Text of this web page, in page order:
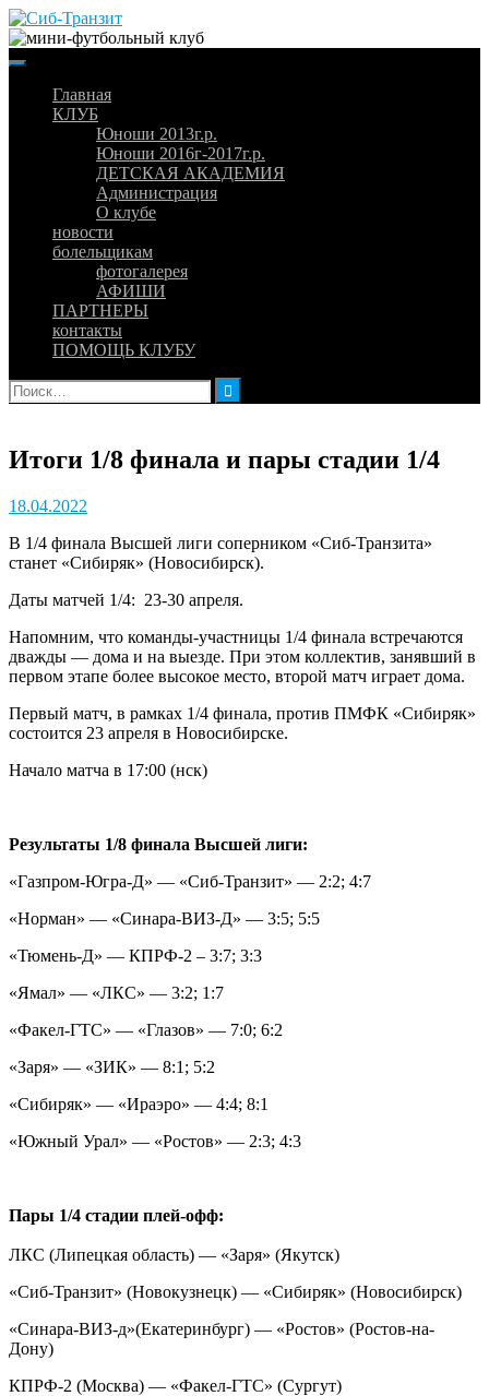
Skip
to
content
Главная
КЛУБ
Юноши 2013г.р.
Юноши 2016г-2017г.р.
ДЕТСКАЯ АКАДЕМИЯ
Администрация
О клубе
новости
болельщикам
фотогалерея
АФИШИ
ПАРТНЕРЫ
контакты
ПОМОЩЬ КЛУБУ
Найти:
Итоги 1/8 финала и пары стадии 1/4
18.04.2022
В 1/4 финала Высшей лиги соперником «Сиб-Транзита»
станет «Сибиряк» (Новосибирск).
Даты матчей 1/4: 23-30 апреля.
Напомним, что команды-участницы 1/4 финала встречаются
дважды — дома и на выезде. При этом коллектив, занявший в
первом этапе более высокое место, второй матч играет дома.
Первый матч, в рамках 1/4 финала, против ПМФК «Сибиряк»
состоится 23 апреля в Новосибирске.
Начало матча в 17:00 (нск)
Результаты 1/8 финала Высшей лиги:
«Газпром-Югра-Д» — «Сиб-Транзит» — 2:2; 4:7
«Норман» — «Синара-ВИЗ-Д» — 3:5; 5:5
«Тюмень-Д» — КПРФ-2 – 3:7; 3:3
«Ямал» — «ЛКС» — 3:2; 1:7
«Факел-ГТС» — «Глазов» — 7:0; 6:2
«Заря» — «ЗИК» — 8:1; 5:2
«Сибиряк» — «Ираэро» — 4:4; 8:1
«Южный Урал» — «Ростов» — 2:3; 4:3
Пары 1/4 стадии плей-офф:
ЛКС (Липецкая область) — «Заря» (Якутск)
«Сиб-Транзит» (Новокузнецк) — «Сибиряк» (Новосибирск)
«Синара-ВИЗ-д»(Екатеринбург) — «Ростов» (Ростов-на-
Дону)
КПРФ-2 (Москва) — «Факел-ГТС» (Сургут)